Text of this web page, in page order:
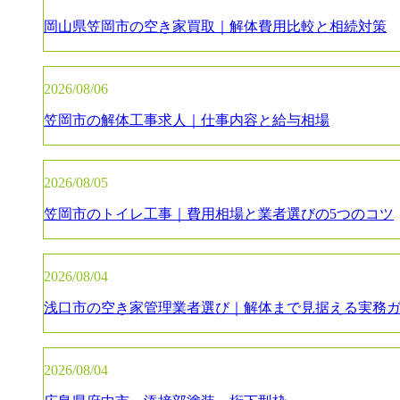
岡山県笠岡市の空き家買取｜解体費用比較と相続対策
2026/08/06
笠岡市の解体工事求人｜仕事内容と給与相場
2026/08/05
笠岡市のトイレ工事｜費用相場と業者選びの5つのコツ
2026/08/04
浅口市の空き家管理業者選び｜解体まで見据える実務
2026/08/04